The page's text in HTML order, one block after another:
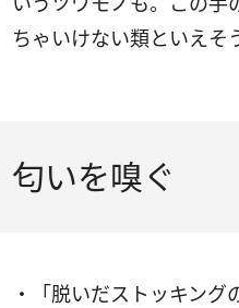
ちゃいけない類といえそ
匂いを嗅ぐ
・「脱いだストッキン